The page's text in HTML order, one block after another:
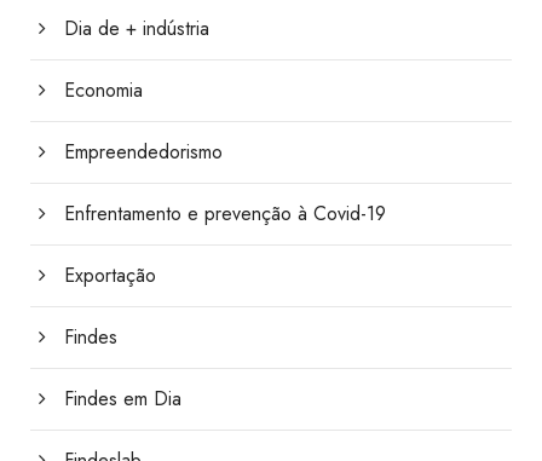
Dia de + indústria
Economia
Empreendedorismo
Enfrentamento e prevenção à Covid-19
Exportação
Findes
Findes em Dia